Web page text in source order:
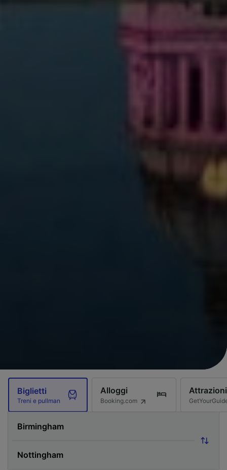
Biglietti
Treni e pullman
Alloggi
Booking.com
Attrazioni